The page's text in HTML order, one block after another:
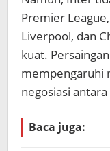
Premier
Liverpool, dan
kuat.
mempengaruhi
negosiasi
Baca juga: